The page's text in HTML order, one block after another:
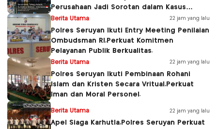
Perusahaan Jadi Sorotan dalam Kasus
Dugaan Pencemaran Limbah PT Tirta
Fresindo Jaya
Berita Utama 22 jam yang lalu
Polres Seruyan Ikuti Entry Meeting Penilaian
Ombudsman RI,Perkuat Komitmen
Pelayanan Publik Berkualitas.
Berita Utama 22 jam yang lalu
Polres Seruyan Ikuti Pembinaan Rohani
Islam dan Kristen Secara Vritual,Perkuat
Iman dan Moral Personel.
Berita Utama 22 jam yang lalu
Apel Siaga Karhutla,Polres Seruyan Perkuat